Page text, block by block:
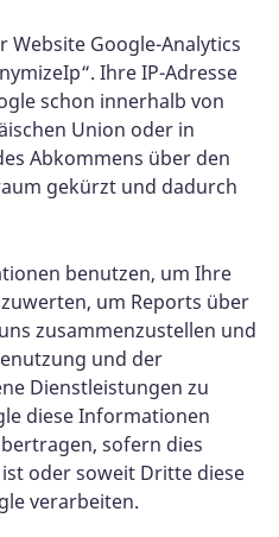
Google-Analytics
Ihre IP-Adresse
schon innerhalb von
Union oder in
Abkommens über den
gekürzt und dadurch
benutzen, um Ihre
um Reports über
zusammenzustellen und
und der
Dienstleistungen zu
diese Informationen
sofern dies
oder soweit Dritte diese
verarbeiten.